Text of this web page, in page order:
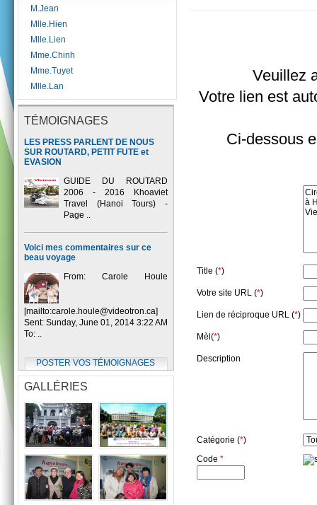
M.Jean
Mlle.Hien
Mlle.Lien
Mme.Chinh
Mme.Tuyet
Mlle.Lan
TÉMOIGNAGES
LES PRESS PARLENT DE NOUS
SUR ROUTARD, PETIT FUTE et
EVASION
GUIDE DU ROUTARD
2006 - 2016 Khoaviet
Travel (Hanoi Tours) -
Page ..
Voici mes commentaires sur ce
beau voyage
From: Carole Houle
[mailto:carole.houle@videotron.ca]
Sent: Sunday, June 01, 2014 3:22 AM
To: ..
POSTER VOS TÉMOIGNAGES
GALLÉRIES
Veuillez
Votre lien est
Ci-dessous
Title (*)
Votre site URL (*)
Lien de réciproque URL (*)
Mèl(*)
Description
Catégorie (*)
Code *